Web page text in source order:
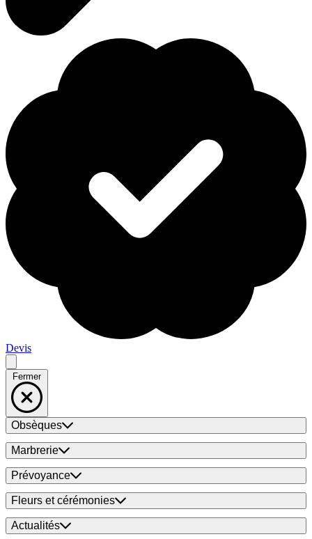
Devis
Fermer
Obsèques
Marbrerie
Prévoyance
Fleurs et cérémonies
Actualités